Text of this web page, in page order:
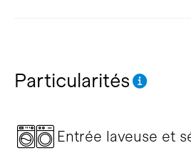
Particularités
Entrée laveuse et